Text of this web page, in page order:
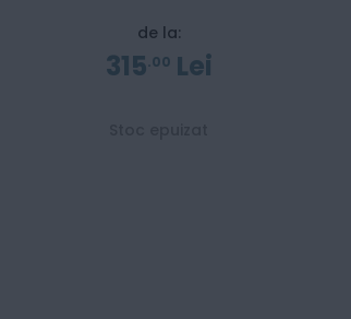
de la:
315 00 Lei